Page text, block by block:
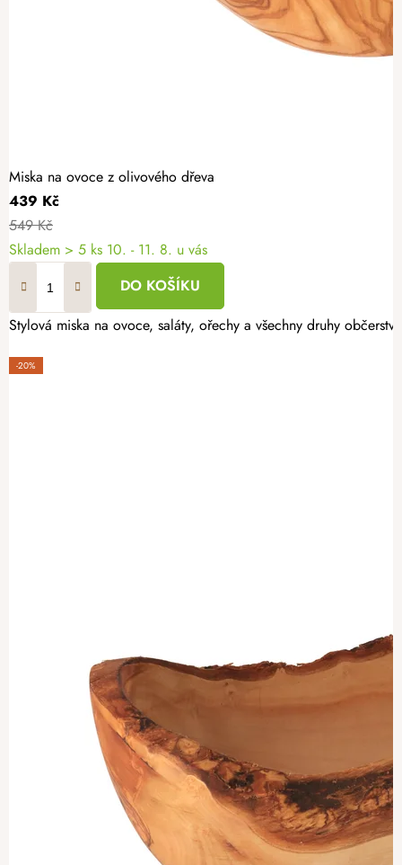
Miska na ovoce z olivového dřeva
439 Kč
549 Kč
Skladem > 5 ks 10. - 11. 8. u vás
DO KOŠÍKU
Stylová miska na ovoce, saláty, ořechy a všechny druhy
-20%